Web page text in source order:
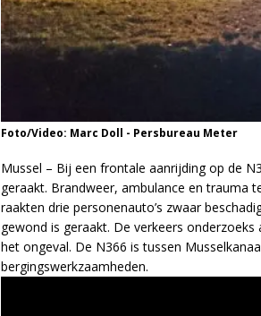
Foto/Video: Marc Doll - Persbureau Meter
Mussel – Bij een frontale aanrijding op de
geraakt. Brandweer, ambulance en trauma
raakten drie personenauto’s zwaar
gewond is geraakt. De verkeers
het ongeval. De N366 is tussen
bergingswerkzaamheden.